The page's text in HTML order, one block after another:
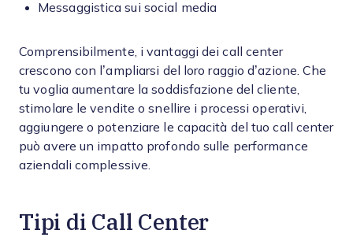
Messaggistica sui social media
Comprensibilmente, i vantaggi dei call center
crescono con l’ampliarsi del loro raggio d’azione. Che
tu voglia aumentare la soddisfazione del cliente,
stimolare le vendite o snellire i processi operativi,
aggiungere o potenziare le capacità del tuo call center
può avere un impatto profondo sulle performance
aziendali complessive.
Tipi di Call Center